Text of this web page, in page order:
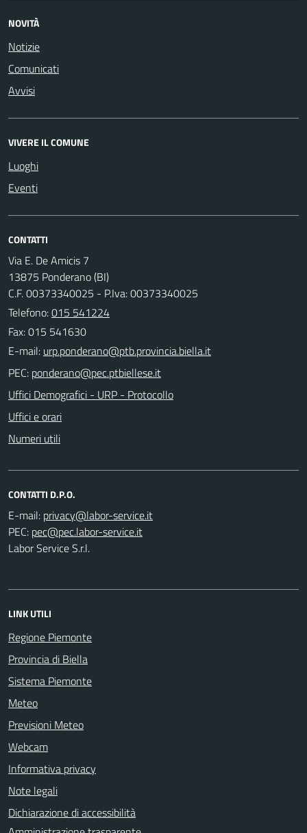
NOVITÀ
Notizie
Comunicati
Avvisi
VIVERE IL COMUNE
Luoghi
Eventi
CONTATTI
Via E. De Amicis 7
13875 Ponderano (BI)
C.F. 00373340025 - P.Iva: 00373340025
Telefono:015 541224
Fax: 015 541630
E-mail:
PEC:
Uffici Demografici - URP - Protocollo
Uffici e orari
Numeri utili
CONTATTI D.P.O.
E-mail:
PEC:
Labor Service S.r.l.
LINK UTILI
Regione Piemonte
Provincia di Biella
Sistema Piemonte
Meteo
Previsioni Meteo
Webcam
Informativa privacy
Note legali
Dichiarazione di accessibilità